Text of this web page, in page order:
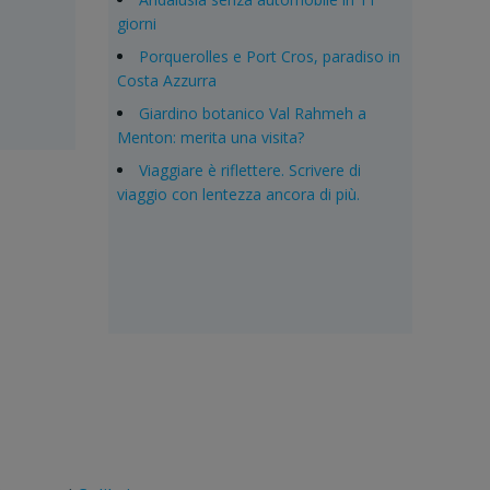
giorni
Porquerolles e Port Cros, paradiso in
Costa Azzurra
Giardino botanico Val Rahmeh a
Menton: merita una visita?
Viaggiare è riflettere. Scrivere di
viaggio con lentezza ancora di più.